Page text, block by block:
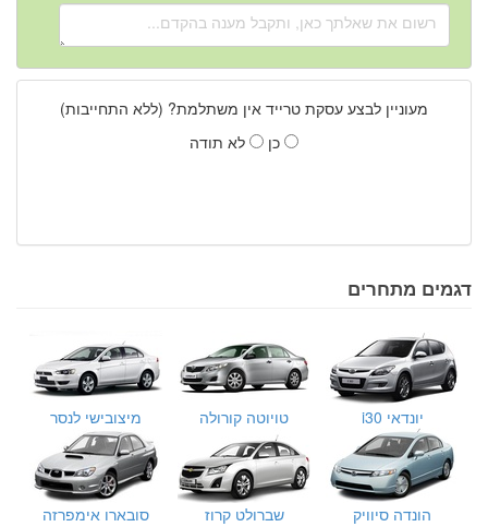
מעוניין לבצע עסקת טרייד אין משתלמת? (ללא התחייבות)
כן
לא תודה
דגמים מתחרים
יונדאי i30 טויוטה קורולה מיצובישי לנסר
הונדה סיוויק שברולט קרוז סובארו אימפרזה